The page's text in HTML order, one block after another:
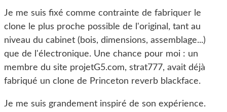
Je me suis fixé comme contrainte de fabriquer le
clone le plus proche possible de l'original, tant au
niveau du cabinet (bois, dimensions, assemblage...)
que de l'électronique. Une chance pour moi : un
membre du site projetG5.com, strat777, avait déjà
fabriqué un clone de Princeton reverb blackface.
Je me suis grandement inspiré de son expérience.